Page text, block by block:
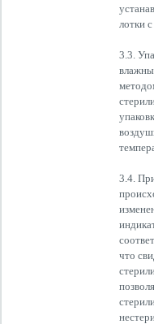
лотки
3.3.
3.4.
что